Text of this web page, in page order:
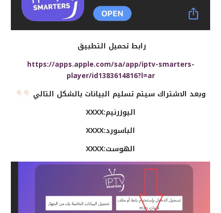
رابط تحميل التطبيق
https://apps.apple.com/sa/app/iptv-smarters-
player/id1383614816?l=ar
وبعد الاشتراك سيتم تسليم البيانات بالشكل التالي
اليوزرنيم:XXXX
الباسورد:XXXX
الهوست:XXXX